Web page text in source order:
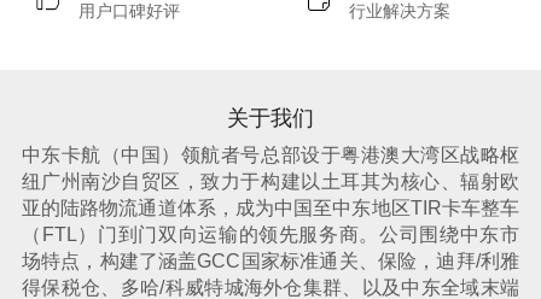
用户口碑好评 行业解决方案
关于我们
中东卡航（中国）领航者号总部设于粤港澳大湾区战略枢
纽广州南沙自贸区，致力于构建以土耳其为核心、辐射欧
亚的陆路物流通道体系，成为中国至中东地区TIR卡车整车
（FTL）门到门双向运输的领先服务商。公司围绕中东市
场特点，构建了涵盖GCC国家标准通关、保险，迪拜/利雅
得保税仓、多哈/科威特城海外仓集群、以及中东全域末端